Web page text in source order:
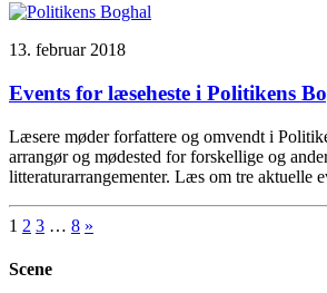
13. februar 2018
Events for læseheste i Politikens
Læsere møder forfattere og omvendt i
arrangør og mødested for forskellige og
litteraturarrangementer. Læs om tre aktuelle
1 2 3 … 8 »
Scene